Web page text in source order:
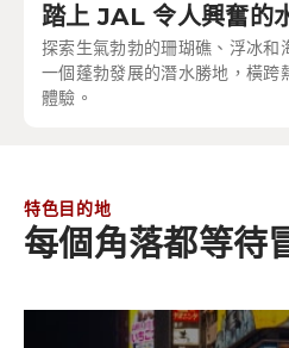
踏上 JAL 令人興奮的
探索生氣勃勃的珊瑚礁、浮冰和
一個蓬勃發展的潛水勝地，橫跨
體驗。
特色目的地
每個角落都等待